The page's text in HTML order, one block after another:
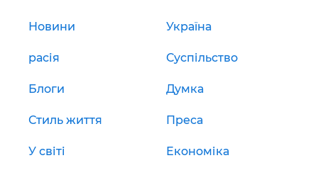
Новини Україна
расія Суспільство
Блоги Думка
Стиль життя Преса
У світі Економіка